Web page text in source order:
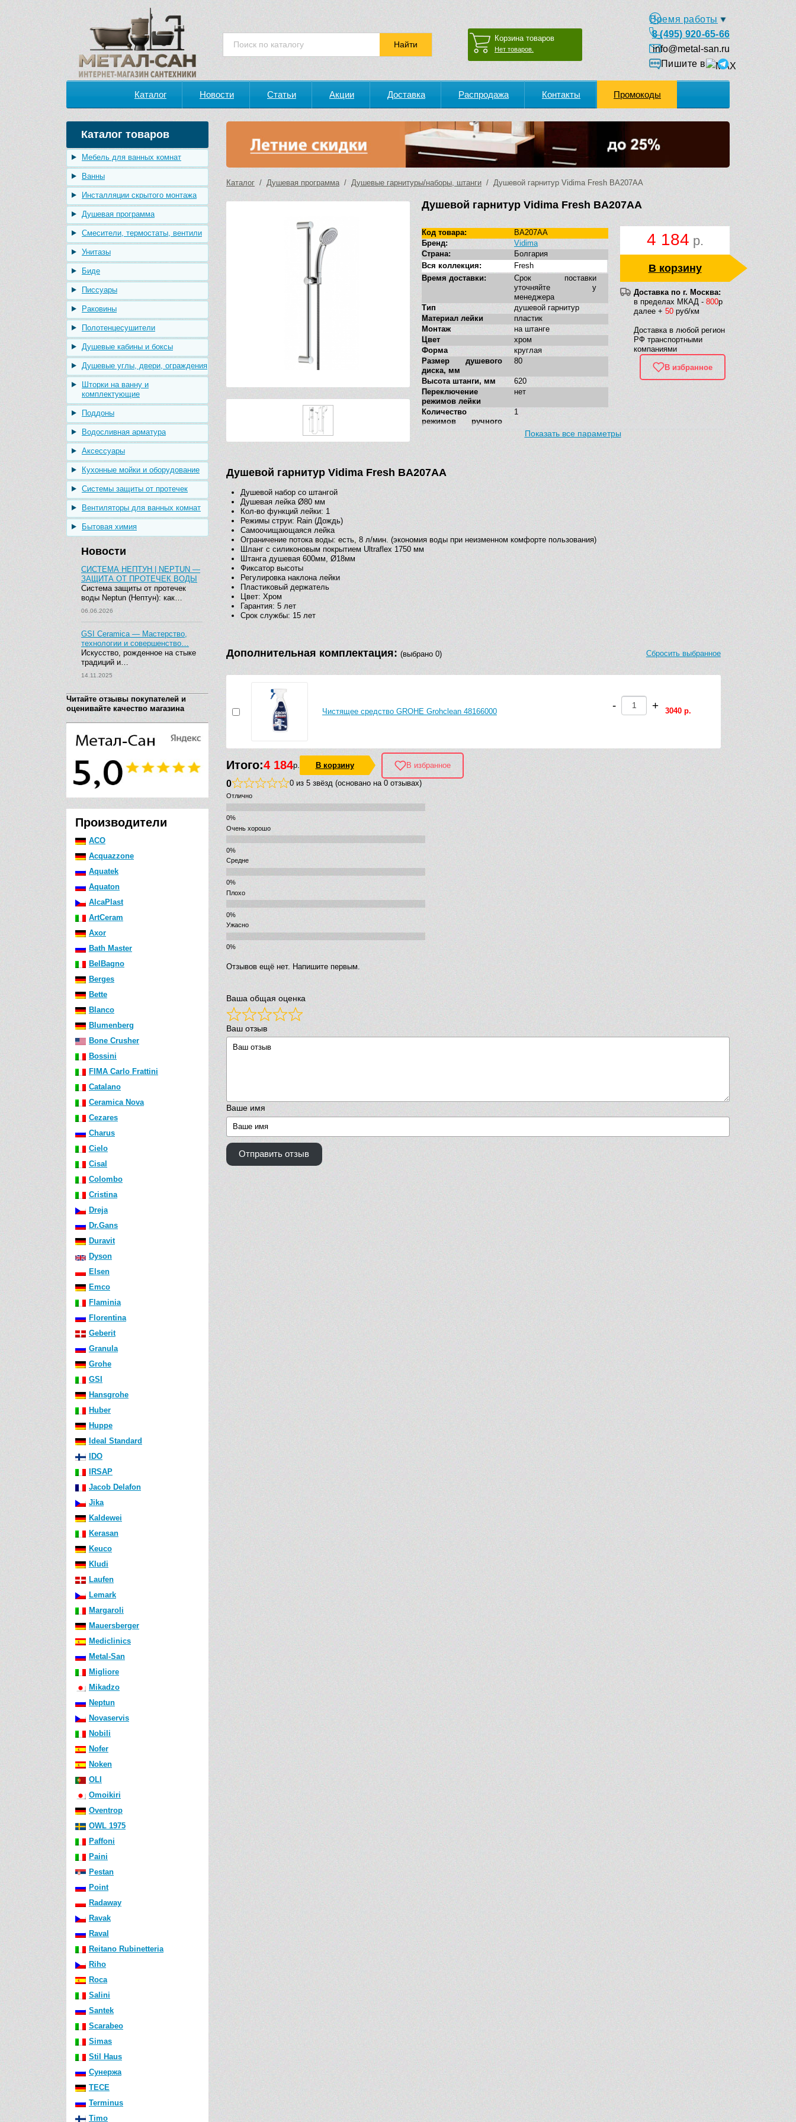
Корзина товаров
Нет товаров.
Время работы
8 (495) 920-65-66
info@metal-san.ru
Пишите в
Каталог Новости Статьи Акции Доставка Распродажа Контакты Промокоды
Каталог товаров
Мебель для ванных комнат
Ванны
Инсталляции скрытого монтажа
Душевая программа
Смесители, термостаты, вентили
Унитазы
Биде
Писсуары
Раковины
Полотенцесушители
Душевые кабины и боксы
Душевые углы, двери, ограждения
Шторки на ванну и
комплектующие
Поддоны
Водосливная арматура
Аксессуары
Кухонные мойки и оборудование
Системы защиты от протечек
Вентиляторы для ванных комнат
Бытовая химия
Новости
СИСТЕМА НЕПТУН | NEPTUN —
ЗАЩИТА ОТ ПРОТЕЧЕК ВОДЫ
Система защиты от протечек
воды Neptun (Нептун): как…
06.06.2026
GSI Ceramica — Мастерство,
технологии и совершенство…
Искусство, рожденное на стыке
традиций и…
14.11.2025
Читайте отзывы покупателей и
оценивайте качество магазина
Производители
ACO
Acquazzone
Aquatek
Aquaton
AlcaPlast
ArtCeram
Axor
Bath Master
BelBagno
Berges
Bette
Blanco
Blumenberg
Bone Crusher
Bossini
FIMA Carlo Frattini
Catalano
Ceramica Nova
Cezares
Charus
Cielo
Cisal
Colombo
Cristina
Dreja
Dr.Gans
Duravit
Dyson
Elsen
Emco
Flaminia
Florentina
Geberit
Granula
Grohe
GSI
Hansgrohe
Huber
Huppe
Ideal Standard
IDO
IRSAP
Jacob Delafon
Jika
Kaldewei
Kerasan
Keuco
Kludi
Laufen
Lemark
Margaroli
Mauersberger
Mediclinics
Metal-San
Migliore
Mikadzo
Neptun
Novaservis
Nobili
Nofer
Noken
OLI
Omoikiri
Oventrop
OWL 1975
Paffoni
Paini
Pestan
Point
Radaway
Ravak
Raval
Reitano Rubinetteria
Riho
Roca
Salini
Santek
Scarabeo
Simas
Stil Haus
Сунержа
TECE
Terminus
Timo
Каталог / Душевая программа/ Душевые гарнитуры/наборы, штанги / Душевой гарнитур Vidima Fresh BA207AA
Душевой гарнитур Vidima Fresh BA207AA
4 184 р.
В корзину
Доставка по г. Москва:
в пределах МКАД - 800р
далее + 50 руб/км
Доставка в любой регион
РФ транспортными
компаниями
В избранное
Код товара:
BA207AA
Бренд:
Vidima
Страна:
Болгария
Вся коллекция:
Fresh
Время доставки:
Срок поставки
уточняйте у
менеджера
Тип
душевой гарнитур
Материал лейки
пластик
Монтаж
на штанге
Цвет
хром
Форма
круглая
Размер душевого
диска, мм
80
Высота штанги, мм
620
Переключение
режимов лейки
нет
Количество
режимов ручного
1
Стилистика дизайна
современная
Показать все параметры
Душевой гарнитур Vidima Fresh BA207AA
Душевой набор со штангой
Душевая лейка Ø80 мм
Кол-во функций лейки: 1
Режимы струи: Rain (Дождь)
Самоочищающаяся лейка
Ограничение потока воды: есть, 8 л/мин. (экономия воды при неизменном комфорте пользования)
Шланг с силиконовым покрытием Ultraflex 1750 мм
Штанга душевая 600мм, Ø18мм
Фиксатор высоты
Регулировка наклона лейки
Пластиковый держатель
Цвет: Хром
Гарантия: 5 лет
Срок службы: 15 лет
Дополнительная комплектация: (выбрано 0) Сбросить выбранное
Чистящее средство GROHE Grohclean 48166000 - + 3040 р.
Итого:4 184р. В корзину В избранное
0 0 из 5 звёзд (основано на 0 отзывах)
Отлично
Очень хорошо
Средне
Плохо
Ужасно
Отзывов ещё нет. Напишите первым.
Ваша общая оценка
Ваш отзыв
Ваше имя
Отправить отзыв